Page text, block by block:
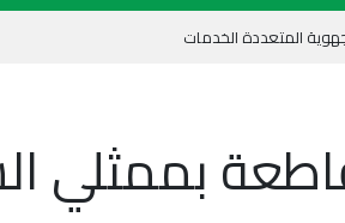
المتعددة الخدمات
بممثلي